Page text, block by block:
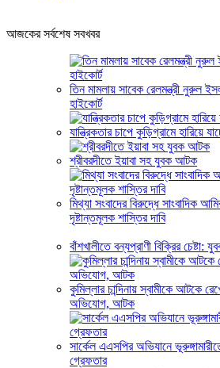
আজকের সর্বশেষ সবখবর
তিন মামলায় সাবেক রেলমন্ত্রী নুরুল
হাইকোর্ট
যান্ত্রিকতার চাপে কুড়িগ্রামে হারিয়ে
শ্রীবরদীতে ইয়াবা সহ যুবক আটক
মিথ্যা সংবাদের বিরুদ্ধে সাংবাদিক
দৃষ্টান্তমূলক শাস্তির দাবি
বাঁশখালীতে বন্যপ্রাণী বিক্রির চেষ্টা:
কুমিল্লার চান্দিনায় স্বামীকে আটকে
অভিযোগ, আটক
সার্কেল এএসপির অভিযানে
গ্রেফতার